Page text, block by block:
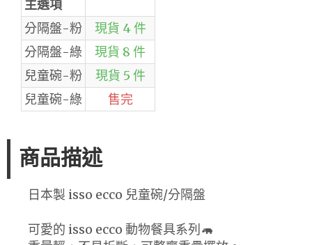
主選項
分隔盤-粉
現貨 4 件
分隔盤-綠
現貨 8 件
兒童碗-粉
現貨 5 件
兒童碗-綠
售完
商品描述
日本製 isso ecco 兒童碗/分隔盤
可愛的 isso ecco 動物餐具系列🦛